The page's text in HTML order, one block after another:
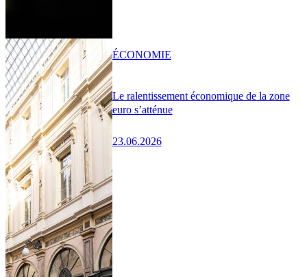
Le ralentissement économique de la zone
euro s’atténue
23.06.2026
ÉCONOMIE